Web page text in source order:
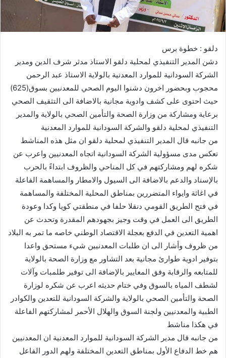
ت
ن
ي
دلقو : خطوة برس
دشن المدير التنفيذي لمحلية دلقو الاستاذ مدثر شرف الدين ومدير
الشركة السودانية للموارد المعدنية بالولاية الاستاذ عبد الرحمن
محجوب وبحضور اخرون دشنوا اليوم الصحي للمعدنيين بسوق(625)
حيث احتوى على كشف وادوية مجانية بالاضافة الى التثقيف الصحي
برعاية ومشاركة من وزارة الصحة والتأمين الصحي بالولاية والمدير
التنفيذي لمحلية دلقو والشركة السودانية للموارد المعدنية
من جانبه قال المدير التنفيذي لمحلية دلقو ان مثل هذه المناشط
تعكس مدى مسؤولية الشركة السودانية اتجاه المعدنيين واعرب عن
شكره لهم ومشاركتهم في كل المناحي والظروف ابتداءً بالحرب
بالإسناد والدعم بالاضافة الى السيول والامطار والمساهمة الفاعلة
في اغاثة وايواء المتضررين بمناطق المحلية المختلفة والمساهمة
في فتح الطريق القومي دنقلا حلفا في منطقتي كويا وكدا وعودة
الطريق الى العمل في وقت وجيز بجهودهم المقدرة وتحدث عن
اهمية التعدين في الدفع بعجلة الاقتصاد الوطني خاصه ما تمر به البلاد
من ظروف وأشار الى ان طلبات المعدنيين شيء مستحق واعدا
بتوفير ادوية طوارئ مجانية بعد التشاور مع وزارة الصحة بالولاية
للمتابعه والرقابة وفق المعايير بالإضافة الى توفير طلمبات وآلات
لشطف المياه بالسوق وفي ختام حديثه اعرب عن شكره لوزارة
الصحة والتأمين الصحي بالولاية والشركة السودانية للتعدين والكوادر
الطبية والمعدنيين ولجنة السوق والهلال الأحمر لمشاركتهم الفاعلة
في هكذا مناشط
من جانبه قال مدير الشركة السودانية للموارد المعدنية ان المعدنيين
هم خط الدفاع الأول بمناطق التعدين المختلفة ولهم الدور الفاعل